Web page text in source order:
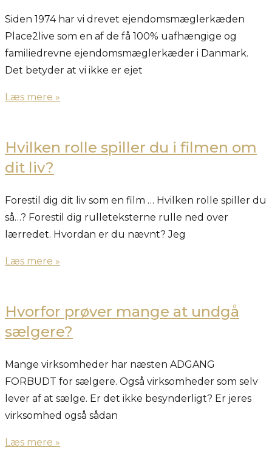
Siden 1974 har vi drevet ejendomsmæglerkæden
Place2live som en af de få 100% uafhængige og
familiedrevne ejendomsmæglerkæder i Danmark.
Det betyder at vi ikke er ejet
Læs mere »
Hvilken rolle spiller du i filmen om
dit liv?
Forestil dig dit liv som en film … Hvilken rolle spiller du
så…? Forestil dig rulleteksterne rulle ned over
lærredet. Hvordan er du nævnt? Jeg
Læs mere »
Hvorfor prøver mange at undgå
sælgere?
Mange virksomheder har næsten ADGANG
FORBUDT for sælgere. Også virksomheder som selv
lever af at sælge. Er det ikke besynderligt? Er jeres
virksomhed også sådan
Læs mere »